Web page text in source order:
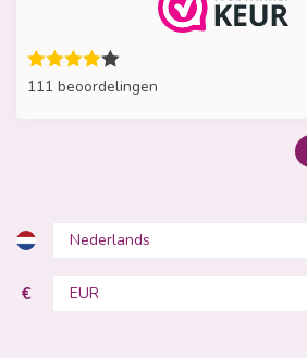
111 beoordelingen
€